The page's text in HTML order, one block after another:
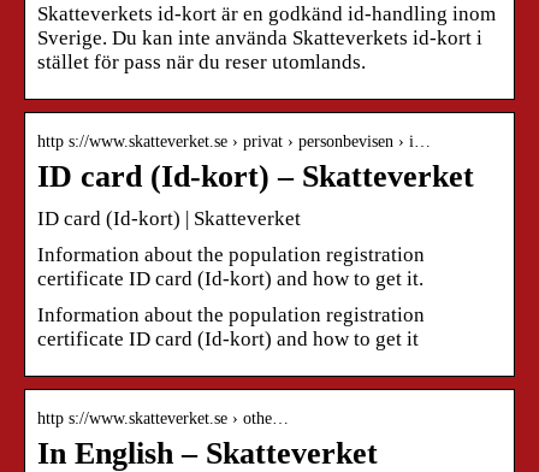
Skatteverkets id-kort är en godkänd id-handling inom
Sverige. Du kan inte använda Skatteverkets id-kort i
stället för pass när du reser utomlands.
http s://www.skatteverket.se › privat › personbevisen › i…
ID card (Id-kort) – Skatteverket
ID card (Id-kort) | Skatteverket
Information about the population registration
certificate ID card (Id-kort) and how to get it.
Information about the population registration
certificate ID card (Id-kort) and how to get it
http s://www.skatteverket.se › othe…
In English – Skatteverket